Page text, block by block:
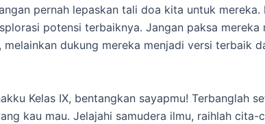
pernah lepaskan tali doa kita untuk mereka.
potensi terbaiknya. Jangan paksa mereka
melainkan dukung mereka menjadi versi terbaik
Kelas IX, bentangkan sayapmu! Terbanglah
kau mau. Jelajahi samudera ilmu, raihlah cita-